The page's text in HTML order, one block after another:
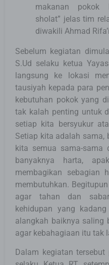
makanan pokok
sholat” jelas tim
diwakili Ahmad
Sebelum kegiatan
S.Ud selaku ketua
langsung ke lokasi
tausiyah kepada para
kebutuhan pokok yang
tak kalah penting untuk
setiap kita bersyukur
Setiap kita adalah sama,
kita semua sama-sama
banyaknya harta,
membagikan sebagian
membutuhkan.
agar tahan dan
kehidupan yang
alangkah baiknya saling
agar kebahagiaan itu tak
Dalam kegiatan